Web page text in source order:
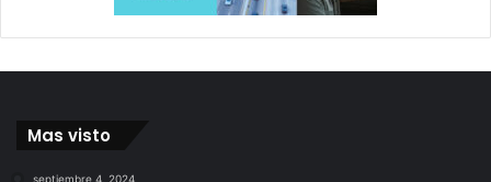
Mas visto
septiembre 4, 2024